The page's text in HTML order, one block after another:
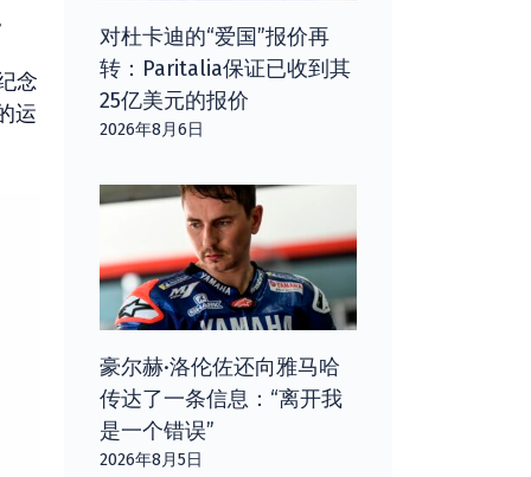
念
运
对杜卡迪的“爱国”报价再
转：Paritalia保证已收到其
25亿美元的报价
2026年8月6日
豪尔赫·洛伦佐还向雅马哈
传达了一条信息：“离开我
是一个错误”
2026年8月5日